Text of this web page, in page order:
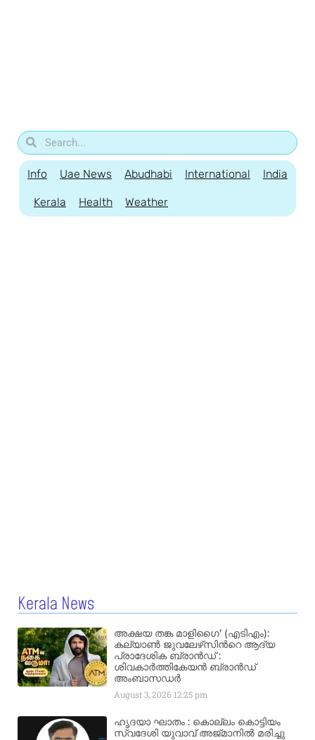
Info Uae News Abudhabi International India
Kerala Health Weather
Kerala News
അക്ഷയ തങ്ക മാളിഗൈ’ (എടിഎം):
കല്യാണ്‍ ജുവലേഴ്‌സിന്‍റെ ആദ്യ
പ്രാദേശിക ബ്രാന്‍ഡ് :
ശിവകാര്‍ത്തികേയന്‍ ബ്രാന്‍ഡ്
അംബാസഡര്‍
August 3, 2026 12:25 pm
ഹൃദയാ ഘാതം : കൊല്ലം കൊട്ടിയം
സ്വദേശി യുവാവ് അജ്മാനിൽ മരിച്ചു